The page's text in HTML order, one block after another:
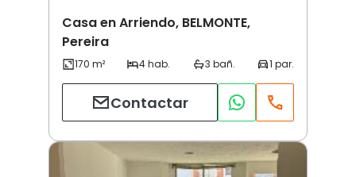
Casa en Arriendo, BELMONTE,
Pereira
Contactar